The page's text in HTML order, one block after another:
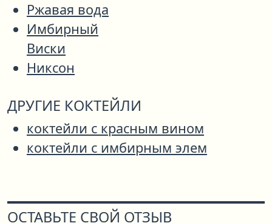
Ржавая вода
Имбирный
Виски
Никсон
ДРУГИЕ КОКТЕЙЛИ
коктейли с красным вином
коктейли с имбирным элем
ОСТАВЬТЕ СВОЙ ОТЗЫВ